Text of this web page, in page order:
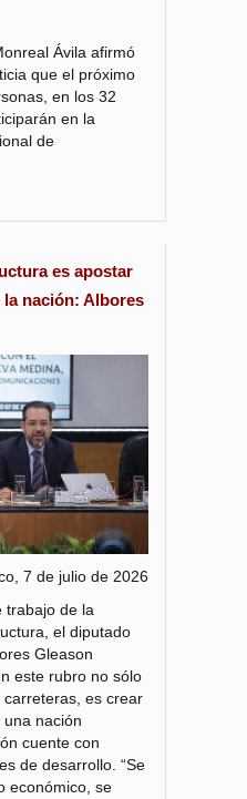
Ávila afirmó
que el próximo
en los 32
en la
de
es apostar
nación: Albores
7 de julio de 2026
trabajo de la
el diputado
Gleason
este rubro no sólo
es crear
nación
cuente con
de desarrollo. “Se
económico, se